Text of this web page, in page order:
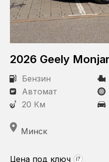
2026 Geely
Бензин
Автомат
20 Км
Минск
Цена под ключ ?